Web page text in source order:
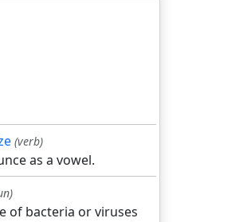
(verb)
as a vowel.
of bacteria or viruses